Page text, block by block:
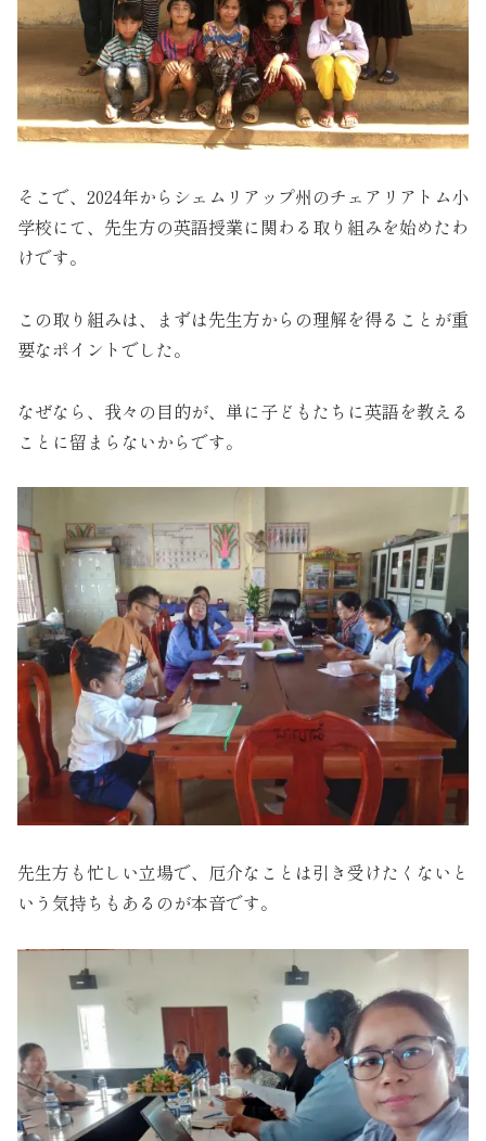
そこで、2024年からシェムリアップ州のチェアリアトム小
学校にて、先生方の英語授業に関わる取り組みを始めたわ
けです。
この取り組みは、まずは先生方からの理解を得ることが重
要なポイントでした。
なぜなら、我々の目的が、単に子どもたちに英語を教える
ことに留まらないからです。
先生方も忙しい立場で、厄介なことは引き受けたくないと
いう気持ちもあるのが本音です。